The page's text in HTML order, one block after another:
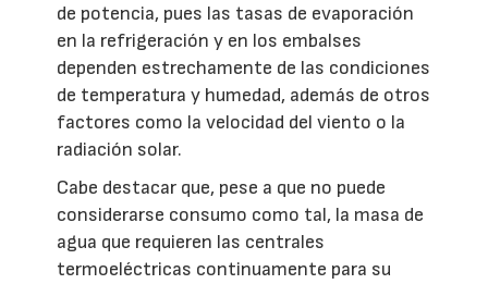
de potencia, pues las tasas de evaporación
en la refrigeración y en los embalses
dependen estrechamente de las condiciones
de temperatura y humedad, además de otros
factores como la velocidad del viento o la
radiación solar.
Cabe destacar que, pese a que no puede
considerarse consumo como tal, la masa de
agua que requieren las centrales
termoeléctricas continuamente para su